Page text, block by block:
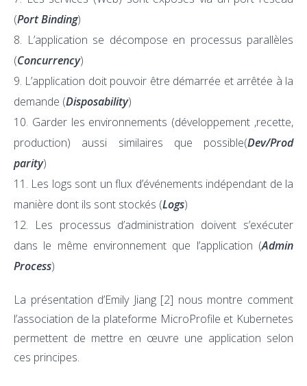
(Port Binding)
L’application se décompose en processus parallèles
(Concurrency)
L’application doit pouvoir être démarrée et arrêtée à la
demande (Disposability)
Garder les environnements (développement ,recette,
production) aussi similaires que possible(Dev/Prod
parity)
Les logs sont un flux d’événements indépendant de la
manière dont ils sont stockés (Logs)
Les processus d’administration doivent s’exécuter
dans le même environnement que l’application (Admin
Process)
La présentation d’Emily Jiang [2] nous montre comment
l’association de la plateforme MicroProfile et Kubernetes
permettent de mettre en œuvre une application selon
ces principes.